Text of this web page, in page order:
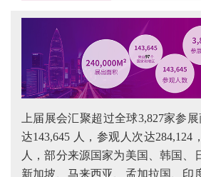
上届展会汇聚超过全球3,827家参
达143,645 人，参观人次达284,124
人，部分来源国家为美国、韩国、
新加坡、马来西亚、孟加拉国、印